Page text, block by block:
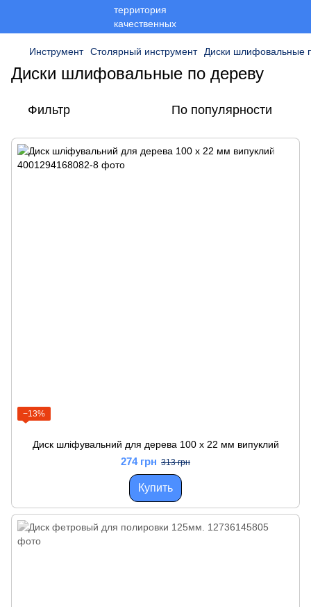
Инструмент Столярный инструмент Диски шлифовальные
Диски шлифовальные по дереву
Фильтр По популярности
−13%
Диск шліфувальний для дерева 100 x 22 мм випуклий
274 грн 313 грн
Купить